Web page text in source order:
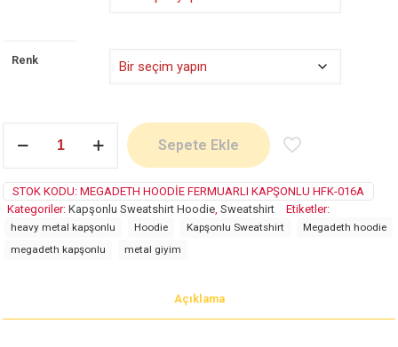
Renk
adet
Sepete Ekle
STOK KODU: MEGADETH HOODIE FERMUARLI KAPŞONLU HFK-016A
Kategoriler: Kapşonlu Sweatshirt Hoodie Sweatshirt Etiketler:
heavy metal kapşonlu Hoodie Kapşonlu Sweatshirt
Megadeth hoodie
megadeth kapşonlu
metal giyim
Açıklama